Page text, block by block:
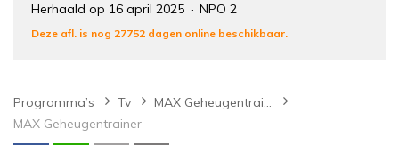
Herhaald op 16 april 2025
NPO 2
Deze afl. is nog 27752 dagen online beschikbaar.
Programma’s Tv
MAX Geheugentrainer
MAX Geheugentrainer